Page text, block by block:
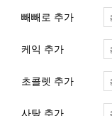
빼빼로 추가
케익 추가
초콜렛 추가
사탕 추가